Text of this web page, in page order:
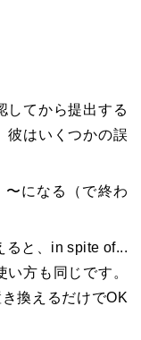
してから提出する
彼はいくつかの誤
〜になる（で終わ
ると、in spite of...
方も同じです。
換えるだけでOK